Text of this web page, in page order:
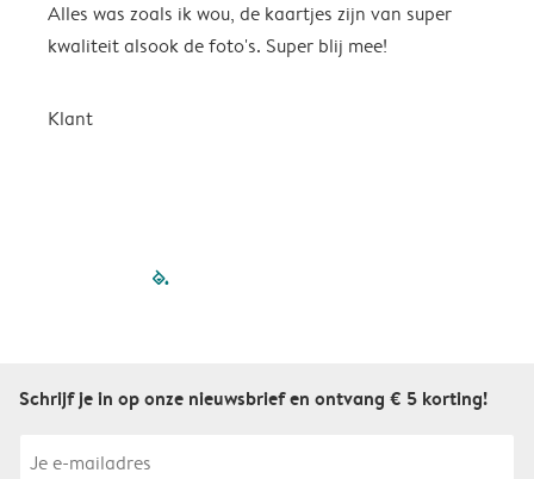
Alles was zoals ik wou, de kaartjes zijn van super
kwaliteit alsook de foto's. Super blij mee!
Klant
filled-pagination
Schrijf je in op onze nieuwsbrief en ontvang € 5 korting!